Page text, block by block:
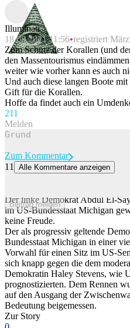
Illuminati
18.08.2021 11:56 registriert
Zum Schutz der Korallen (und
den Massentourismus
weiter wie vorher kann es auch
Und auch diese langen Boote
Gift für die Korallen.
Hoffe da findet auch ein
211
Melden
Beitrag melden
Zum Kommentar
11
Alle Kommentare anzeigen
Der linke Demokrat Abdul El-
im US-Bundesstaat Michigan
keine Freude.
Der als progressiv geltende
Bundesstaat Michigan in einer
Vorwahl für einen Sitz im US-
sich knapp gegen die dem
Demokratin Haley Stevens, wie
prognostizierten. Dem Rennen
auf den Ausgang der
Bedeutung beigemessen.
Zur Story